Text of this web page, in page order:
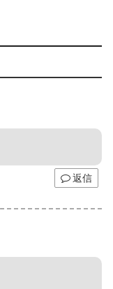
返信